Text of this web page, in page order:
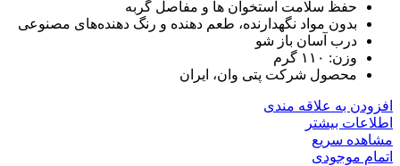
حفظ سلامت استخوان ها و مفاصل گربه
بدون مواد نگهدارنده، طعم دهنده و رنگ دهنده‌های مصنوعی
درب آسان باز شو
وزن: ۱۱۰ گرم
محصول شرکت پتی وان، ایران
افزودن به علاقه مندی
اطلاعات بیشتر
مشاهده سریع
اتمام موجودی